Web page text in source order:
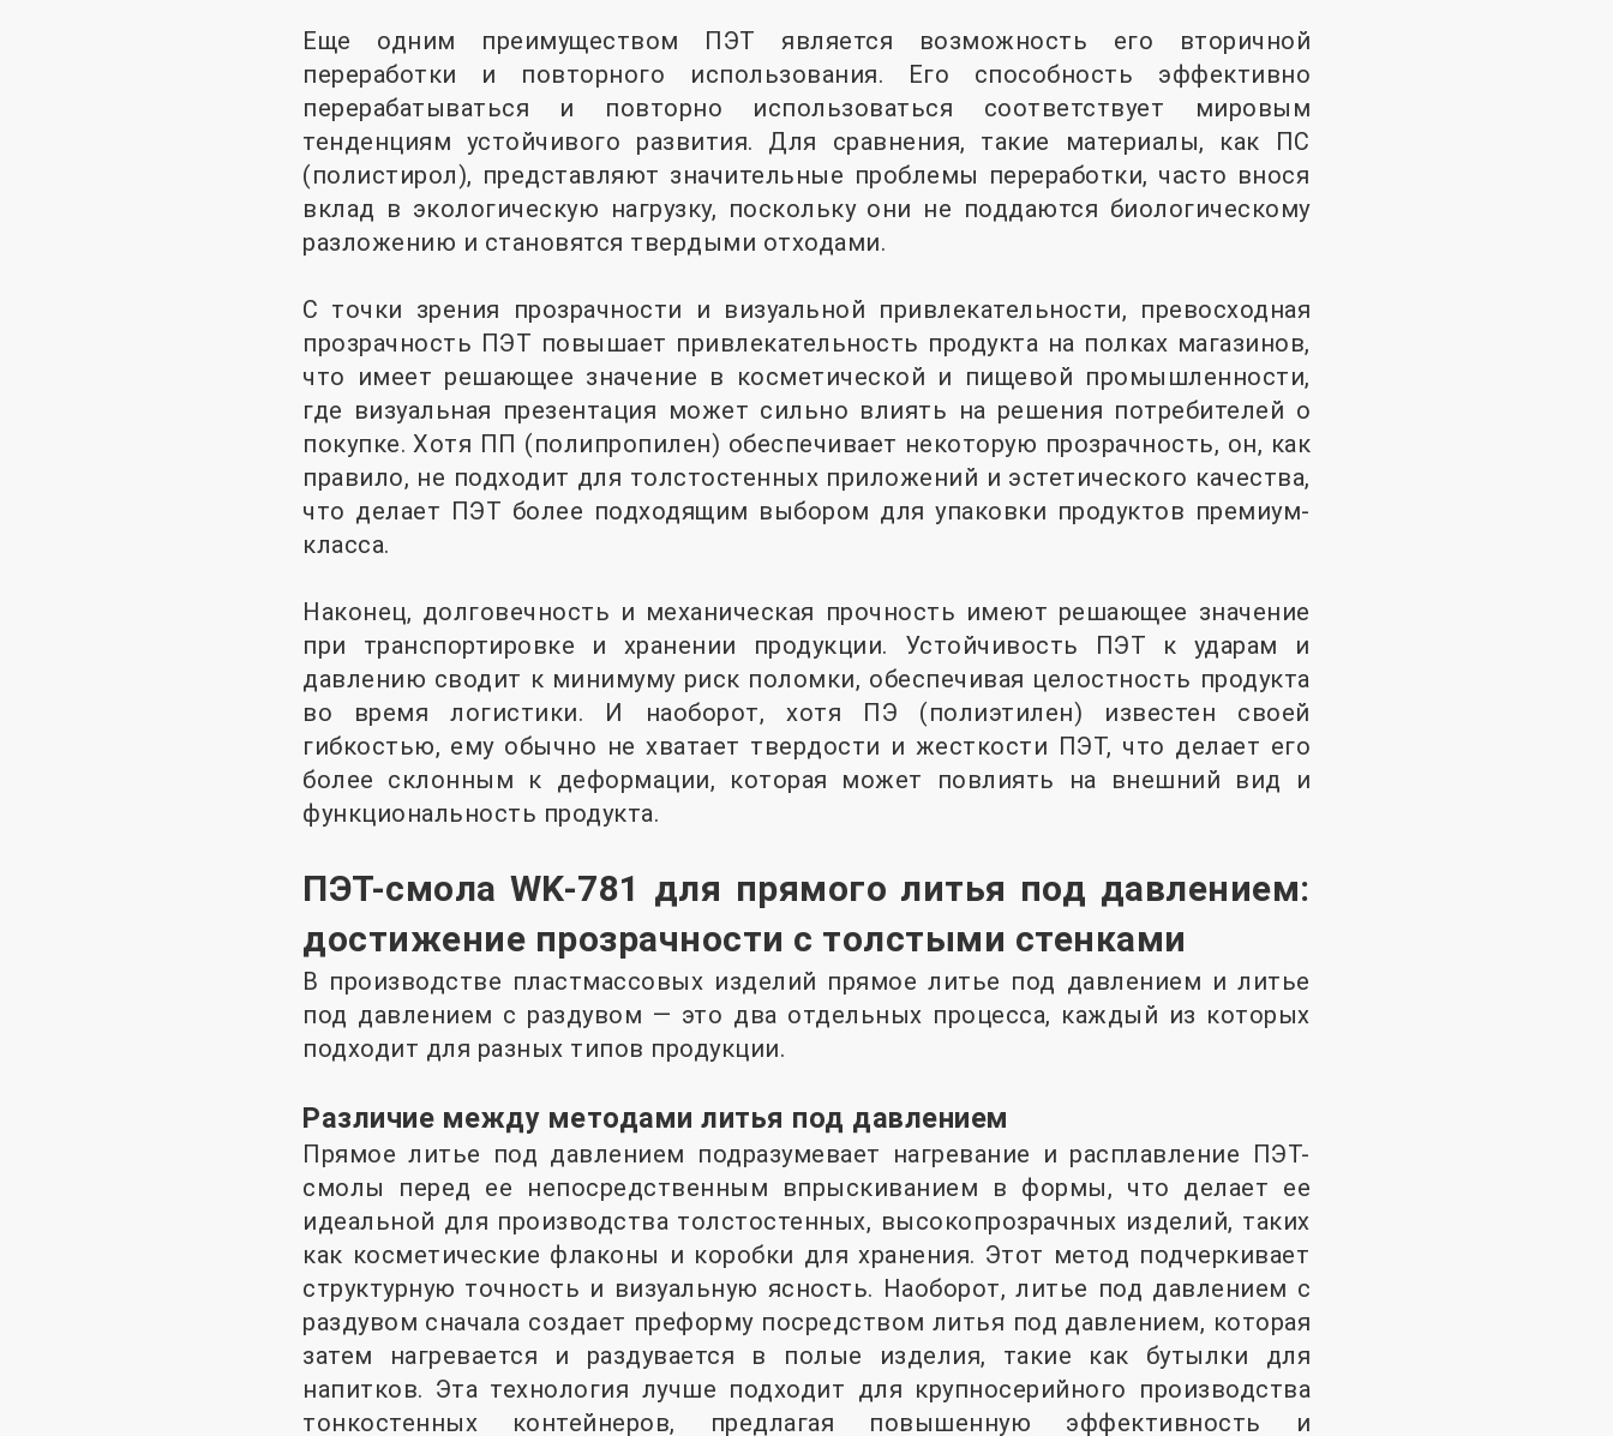
Еще одним преимуществом ПЭТ является возможность его вторичной
переработки и повторного использования. Его способность эффективно
перерабатываться и повторно использоваться соответствует мировым
тенденциям устойчивого развития. Для сравнения, такие материалы, как ПС
(полистирол), представляют значительные проблемы переработки, часто внося
вклад в экологическую нагрузку, поскольку они не поддаются биологическому
разложению и становятся твердыми отходами.
С точки зрения прозрачности и визуальной привлекательности, превосходная
прозрачность ПЭТ повышает привлекательность продукта на полках магазинов,
что имеет решающее значение в косметической и пищевой промышленности,
где визуальная презентация может сильно влиять на решения потребителей о
покупке. Хотя ПП (полипропилен) обеспечивает некоторую прозрачность, он, как
правило, не подходит для толстостенных приложений и эстетического качества,
что делает ПЭТ более подходящим выбором для упаковки продуктов премиум-
класса.
Наконец, долговечность и механическая прочность имеют решающее значение
при транспортировке и хранении продукции. Устойчивость ПЭТ к ударам и
давлению сводит к минимуму риск поломки, обеспечивая целостность продукта
во время логистики. И наоборот, хотя ПЭ (полиэтилен) известен своей
гибкостью, ему обычно не хватает твердости и жесткости ПЭТ, что делает его
более склонным к деформации, которая может повлиять на внешний вид и
функциональность продукта.
ПЭТ-смола WK-781 для прямого литья под давлением:
достижение прозрачности с толстыми стенками
В производстве пластмассовых изделий прямое литье под давлением и литье
под давлением с раздувом — это два отдельных процесса, каждый из которых
подходит для разных типов продукции.
Различие между методами литья под давлением
Прямое литье под давлением подразумевает нагревание и расплавление ПЭТ-
смолы перед ее непосредственным впрыскиванием в формы, что делает ее
идеальной для производства толстостенных, высокопрозрачных изделий, таких
как косметические флаконы и коробки для хранения. Этот метод подчеркивает
структурную точность и визуальную ясность. Наоборот, литье под давлением с
раздувом сначала создает преформу посредством литья под давлением, которая
затем нагревается и раздувается в полые изделия, такие как бутылки для
напитков. Эта технология лучше подходит для крупносерийного производства
тонкостенных контейнеров, предлагая повышенную эффективность и